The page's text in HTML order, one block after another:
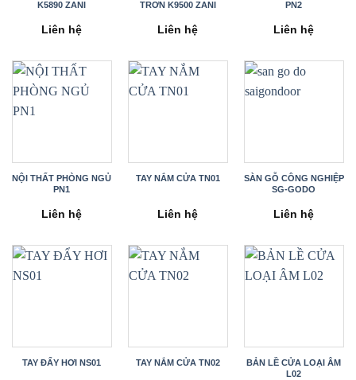
K5890 ZANI
Liên hệ
TRƠN K9500 ZANI
Liên hệ
PN2
Liên hệ
NỘI THẤT PHÒNG NGỦ
PN1
Liên hệ
TAY NẮM CỬA TN01
Liên hệ
SÀN GỖ CÔNG NGHIỆP
SG-GODO
Liên hệ
TAY ĐẨY HƠI NS01 TAY NẮM CỬA TN02
BẢN LỀ CỬA LOẠI ÂM
L02